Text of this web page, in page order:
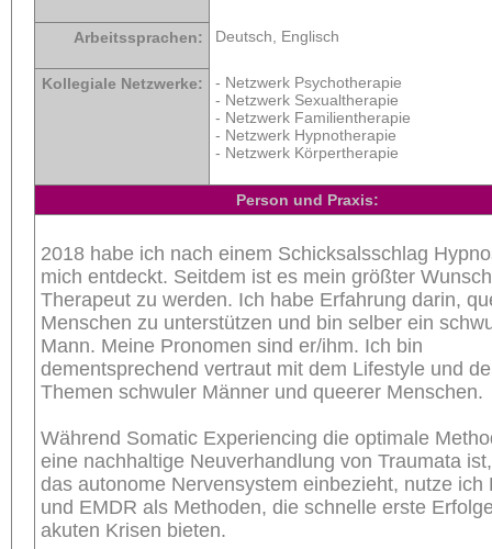
Arbeitssprachen: Deutsch, Englisch
Kollegiale Netzwerke:
- Netzwerk Psychotherapie
- Netzwerk Sexualtherapie
- Netzwerk Familientherapie
- Netzwerk Hypnotherapie
- Netzwerk Körpertherapie
Person und Praxis:
2018 habe ich nach einem Schicksalsschlag
mich entdeckt. Seitdem ist es mein größter
Therapeut zu werden. Ich habe Erfahrung darin,
Menschen zu unterstützen und bin selber ein
Mann. Meine Pronomen sind er/ihm. Ich bin
dementsprechend vertraut mit dem Lifestyle und
Themen schwuler Männer und queerer Menschen.
Während Somatic Experiencing die optimale
eine nachhaltige Neuverhandlung von Traumata
das autonome Nervensystem einbezieht, nutze ich
und EMDR als Methoden, die schnelle erste
akuten Krisen bieten.